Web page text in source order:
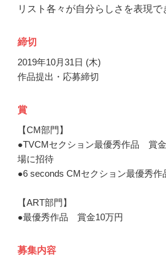
リスト各々が自分らしさを表現で
締切
2019年10月31日 (木)
作品提出・応募締切
賞
【CM部門】
●TVCMセクション最優秀作品 賞
場に招待
●6 seconds CMセクション最優秀
【ART部門】
●最優秀作品 賞金10万円
募集内容